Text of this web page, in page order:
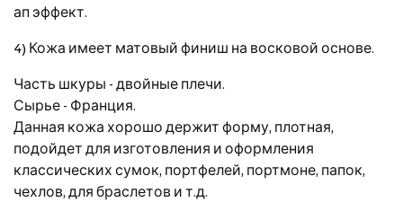
ап эффект.
4) Кожа имеет матовый финиш на восковой основе.
Часть шкуры - двойные плечи.
Сырье - Франция.
Данная кожа хорошо держит форму, плотная,
подойдет для изготовления и оформления
классических сумок, портфелей, портмоне, папок,
чехлов, для браслетов и т.д.